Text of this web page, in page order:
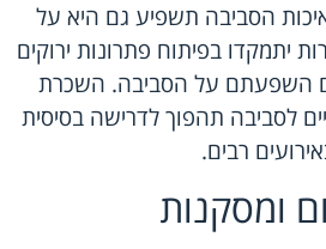
הסביבה תשפיע גם היא על
יתמקדו בפיתוח פתרונות ירוקים
השפעתם על הסביבה. השכרת
לסביבה תהפוך לדרישה בסיסית
רבים.
ומסקנות